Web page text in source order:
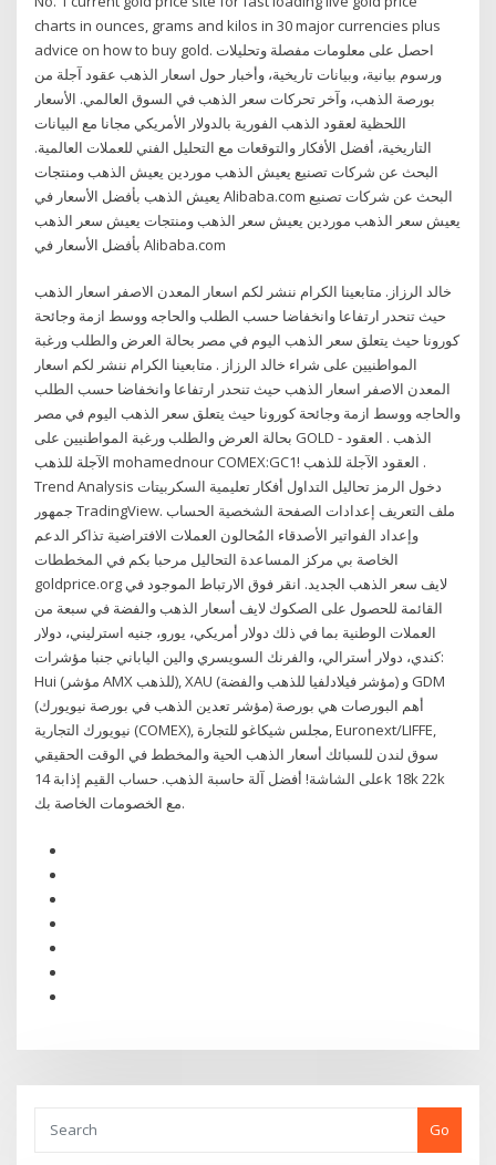
charts in ounces, grams and kilos in 30 major currencies plus
advice on how to buy gold. احصل على معلومات مفصلة وتحليلات
ورسوم بيانية، وبيانات تاريخية، وأخبار حول اسعار الذهب عقود آجلة من
بورصة الذهب، وآخر تحركات سعر الذهب في السوق العالمي. الأسعار
اللحظية لعقود الذهب الفورية بالدولار الأمريكي مجانا مع البيانات
التاريخية، أفضل الأفكار والتوقعات مع التحليل الفني للعملات العالمية.
البحث عن شركات تصنيع يعيش الذهب موردين يعيش الذهب ومنتجات
يعيش الذهب بأفضل الأسعار في Alibaba.com البحث عن شركات تصنيع
يعيش سعر الذهب موردين يعيش سعر الذهب ومنتجات يعيش سعر الذهب
بأفضل الأسعار في Alibaba.com
خالد الرزاز. متابعينا الكرام ننشر لكم اسعار المعدن الاصفر اسعار الذهب
حيث تنحدر ارتفاعا وانخفاضا حسب الطلب والحاجه ووسط ازمة وجائحة
كورونا حيث يتعلق سعر الذهب اليوم في مصر بحالة العرض والطلب ورغبة
المواطنيين على شراء خالد الرزاز . متابعينا الكرام ننشر لكم اسعار
المعدن الاصفر اسعار الذهب حيث تنحدر ارتفاعا وانخفاضا حسب الطلب
والحاجه ووسط ازمة وجائحة كورونا حيث يتعلق سعر الذهب اليوم في مصر
بحالة العرض والطلب ورغبة المواطنيين على GOLD - الذهب . العقود
الآجلة للذهب mohamednour COMEX:GC1! العقود الآجلة للذهب .
Trend Analysis دخول الرمز تحاليل التداول أفكار تعليمية السكربيتات
جمهور TradingView. ملف التعريف إعدادات الصفحة الشخصية الحساب
وإعداد الفواتير الأصدقاء المُحالون العملات الافتراضية تذاكر الدعم
الخاصة بي مركز المساعدة التحاليل مرحبا بكم في المخططات
goldprice.org لايف سعر الذهب الجديد. انقر فوق الارتباط الموجود في
القائمة للحصول على الصكوك لايف أسعار الذهب والفضة في سبعة من
العملات الوطنية بما في ذلك دولار أمريكي، يورو، جنيه استرليني، دولار
كندي، دولار أسترالي، والفرنك السويسري والين الياباني جنبا مؤشرات:
Hui (مؤشر AMX للذهب), XAU (مؤشر فيلادلفيا للذهب والفضة) و GDM
(مؤشر تعدين الذهب في بورصة نيويورك) أهم البورصات هي بورصة
نيويورك التجارية (COMEX), مجلس شيكاغو للتجارة, Euronext/LIFFE,
سوق لندن للسبائك أسعار الذهب الحية والمخطط في الوقت الحقيقي
على الشاشة! أفضل آلة حاسبة الذهب. حساب القيم إذابة 14k 18k 22k
مع الخصومات الخاصة بك.
Go